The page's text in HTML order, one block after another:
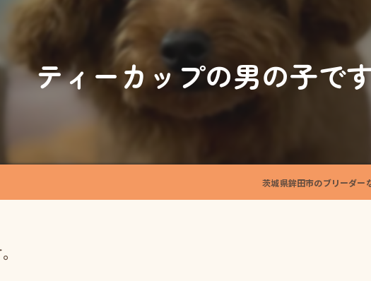
見学
ティーカップの男の子です
茨城県鉾田市のブリーダー